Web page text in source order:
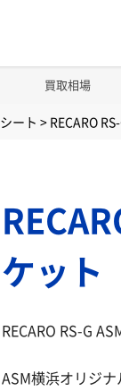
買取相場
シート > RECARO
ケット
RECARO RS-G
ASM横浜オリジ